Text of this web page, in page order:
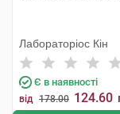
Лабораторіос Кін
Є в наявності
від 178.00 124.60